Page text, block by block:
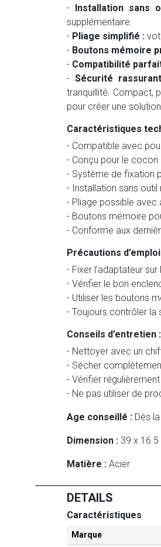
- Installation sans
supplémentaire.
- Pliage simplifié :
- Boutons mémoire
- Compatibilité
-Sécurité
tranquillité. Compact,
pour créer une
Caractéristiques
- Compatible avec
- Conçu pour le cocon
- Système de fixation
- Installation sans outil
- Pliage possible avec
- Boutons mémoire
- Conforme aux
Précautions
- Fixer l’adaptateur
- Vérifier le bon
- Utiliser les boutons
- Toujours contrôler la
Conseils d’entretien :
- Nettoyer avec un
- Sécher
- Vérifier
- Ne pas utiliser de
Age conseillé : Dès
Dimension : 39 x
Matière : Acier
DETAILS
Caractéristiques
Marque